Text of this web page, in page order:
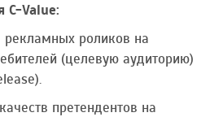
C-Value:
рекламных роликов на
(целевую аудиторию)
претендентов на